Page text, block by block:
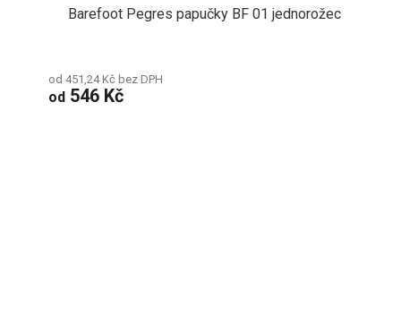
Barefoot Pegres papučky BF 01 jednorožec
od 451,24 Kč bez DPH
od 546 Kč